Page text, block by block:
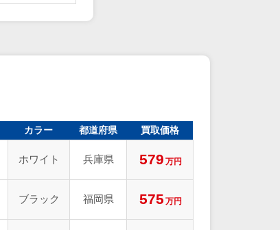
カラー 都道府県 買取価格
ホワイト 兵庫県 579 万円
ブラック 福岡県 575 万円